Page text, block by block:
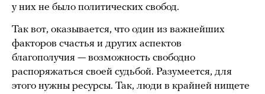
у них не было политических свобод.
Так вот, оказывается, что один из важнейших
факторов счастья и других аспектов
благополучия — возможность свободно
распоряжаться своей судьбой. Разумеется, для
этого нужны ресурсы. Так, люди в крайней нищете